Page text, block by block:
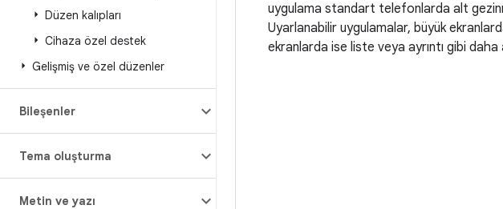
Düzen kalıpları
Cihaza özel destek
Gelişmiş ve özel düzenler
Bileşenler
Tema oluşturma
Metin ve yazı
uygulama standart telefonlarda alt
Uyarlanabilir uygulamalar, büyük
ekranlarda ise liste veya ayrıntı gibi